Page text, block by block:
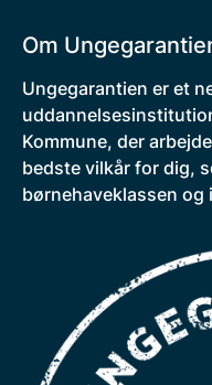
Om
Ungegarantien er et
Kommune, der
bedste vilkår for dig,
børnehaveklassen